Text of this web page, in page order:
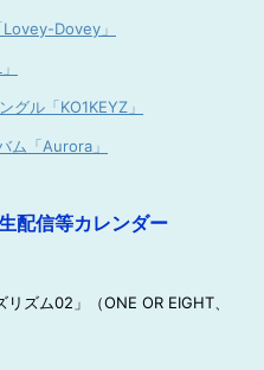
Dovey」
グル「KO1KEYZ」
ム「Aurora」
配信等カレンダー
ズム02」（ONE OR EIGHT、